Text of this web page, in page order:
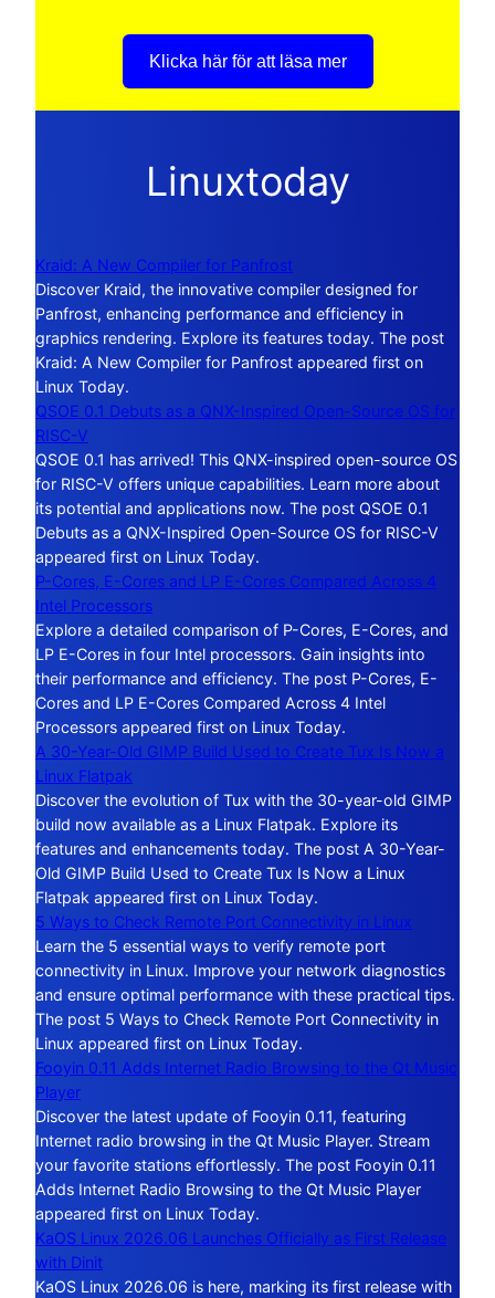
Klicka här för att läsa mer
Linuxtoday
Kraid: A New Compiler for Panfrost
Discover Kraid, the innovative compiler designed for
Panfrost, enhancing performance and efficiency in
graphics rendering. Explore its features today. The post
Kraid: A New Compiler for Panfrost appeared first on
Linux Today.
QSOE 0.1 Debuts as a QNX-Inspired Open-Source OS for
RISC-V
QSOE 0.1 has arrived! This QNX-inspired open-source OS
for RISC-V offers unique capabilities. Learn more about
its potential and applications now. The post QSOE 0.1
Debuts as a QNX-Inspired Open-Source OS for RISC-V
appeared first on Linux Today.
P-Cores, E-Cores and LP E-Cores Compared Across 4
Intel Processors
Explore a detailed comparison of P-Cores, E-Cores, and
LP E-Cores in four Intel processors. Gain insights into
their performance and efficiency. The post P-Cores, E-
Cores and LP E-Cores Compared Across 4 Intel
Processors appeared first on Linux Today.
A 30-Year-Old GIMP Build Used to Create Tux Is Now a
Linux Flatpak
Discover the evolution of Tux with the 30-year-old GIMP
build now available as a Linux Flatpak. Explore its
features and enhancements today. The post A 30-Year-
Old GIMP Build Used to Create Tux Is Now a Linux
Flatpak appeared first on Linux Today.
5 Ways to Check Remote Port Connectivity in Linux
Learn the 5 essential ways to verify remote port
connectivity in Linux. Improve your network diagnostics
and ensure optimal performance with these practical tips.
The post 5 Ways to Check Remote Port Connectivity in
Linux appeared first on Linux Today.
Fooyin 0.11 Adds Internet Radio Browsing to the Qt Music
Player
Discover the latest update of Fooyin 0.11, featuring
Internet radio browsing in the Qt Music Player. Stream
your favorite stations effortlessly. The post Fooyin 0.11
Adds Internet Radio Browsing to the Qt Music Player
appeared first on Linux Today.
KaOS Linux 2026.06 Launches Officially as First Release
with Dinit
KaOS Linux 2026.06 is here, marking its first release with